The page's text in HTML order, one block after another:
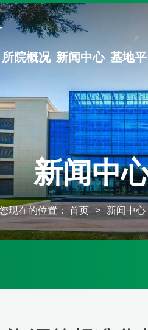
所院概况 新闻中心 基地
新闻中
现在的位置： 首页 > 新闻中心